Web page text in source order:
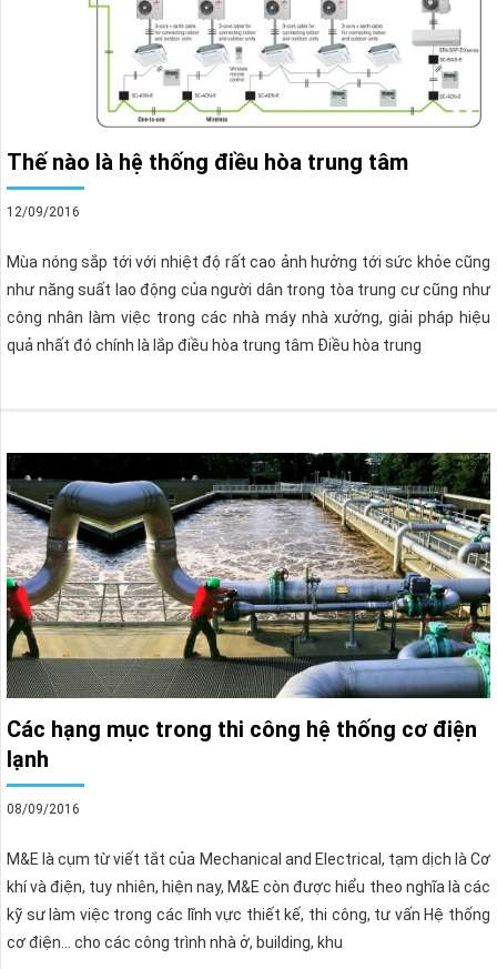
Thế nào là hệ thống điều hòa trung tâm
12/09/2016
Mùa nóng sắp tới với nhiệt độ rất cao ảnh hưởng tới sức khỏe cũng
như năng suất lao động của người dân trong tòa trung cư cũng như
công nhân làm việc trong các nhà máy nhà xưởng, giải pháp hiệu
quả nhất đó chính là lắp điều hòa trung tâm Điều hòa trung
Các hạng mục trong thi công hệ thống cơ điện
lạnh
08/09/2016
M&E là cụm từ viết tắt của Mechanical and Electrical, tạm dịch là Cơ
khí và điện, tuy nhiên, hiện nay, M&E còn được hiểu theo nghĩa là các
kỹ sư làm việc trong các lĩnh vực thiết kế, thi công, tư vấn Hệ thống
cơ điện… cho các công trình nhà ở, building, khu